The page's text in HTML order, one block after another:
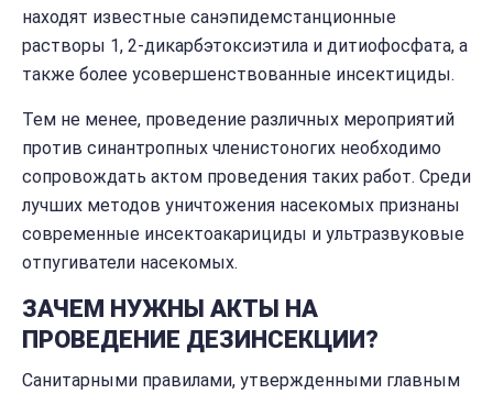
находят известные санэпидемстанционные
растворы 1, 2-дикарбэтоксиэтила и дитиофосфата, а
также более усовершенствованные инсектициды.
Тем не менее, проведение различных мероприятий
против синантропных членистоногих необходимо
сопровождать актом проведения таких работ. Среди
лучших методов уничтожения насекомых признаны
современные инсектоакарициды и ультразвуковые
отпугиватели насекомых.
ЗАЧЕМ НУЖНЫ АКТЫ НА
ПРОВЕДЕНИЕ ДЕЗИНСЕКЦИИ?
Санитарными правилами, утвержденными главным